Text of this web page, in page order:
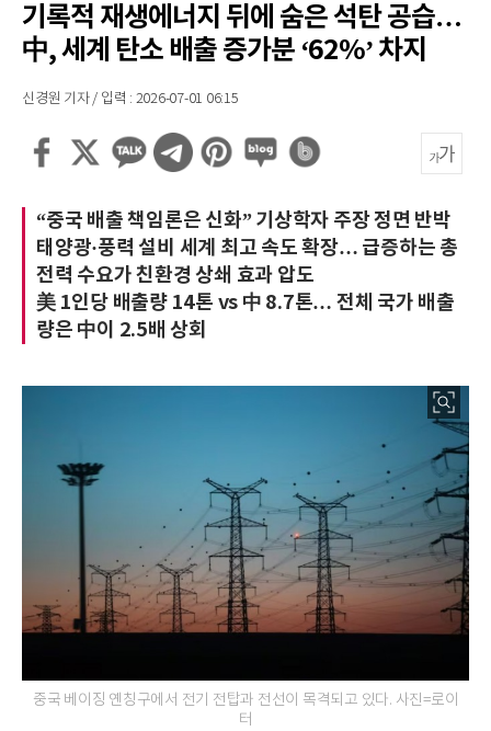
기록적 재생에너지 뒤에 숨은 석탄 공습…
中, 세계 탄소 배출 증가분 ‘62%’ 차지
신경원 기자 / 입력 : 2026-07-01 06:15
“중국 배출 책임론은 신화” 기상학자 주장 정면 반박
태양광·풍력 설비 세계 최고 속도 확장… 급증하는 총
전력 수요가 친환경 상쇄 효과 압도
美 1인당 배출량 14톤 vs 中 8.7톤… 전체 국가 배출
량은 中이 2.5배 상회
중국 베이징 옌칭구에서 전기 전탑과 전선이 목격되고 있다. 사진=로이
터